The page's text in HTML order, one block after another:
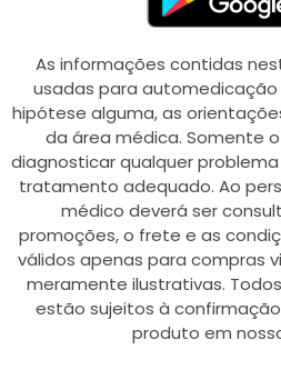
As informações contidas
usadas para
hipótese alguma, as
da área médica. Somente
diagnosticar qualquer
tratamento adequado. Ao
médico deverá ser
promoções, o frete e as
válidos apenas para compras
meramente ilustrativas.
estão sujeitos à
produto em